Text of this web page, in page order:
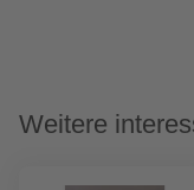
Weitere